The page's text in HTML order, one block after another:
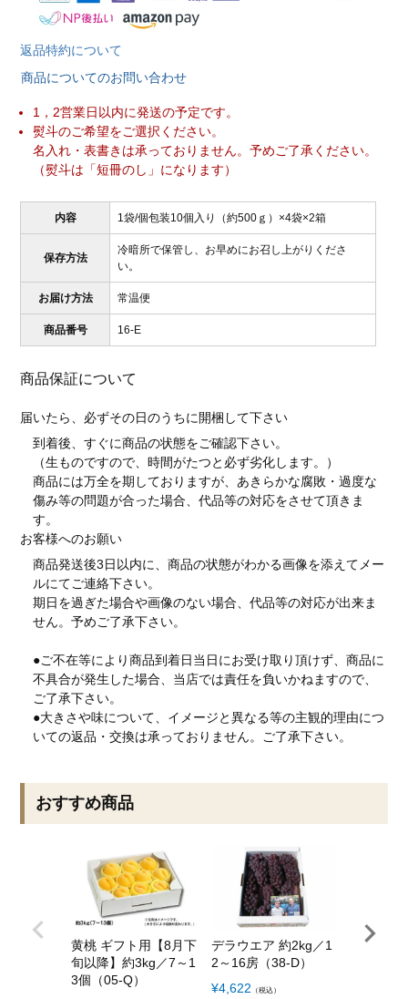
返品特約について
商品についてのお問い合わせ
1，2営業日以内に発送の予定です。
熨斗のご希望をご選択ください。
名入れ・表書きは承っておりません。予めご了承ください。
（熨斗は「短冊のし」になります）
内容 1袋/個包装10個入り（約500ｇ）×4袋×2箱
保存方法
冷暗所で保管し、お早めにお召し上がりくださ
い。
お届け方法 常温便
商品番号 16-E
商品保証について
届いたら、必ずその日のうちに開梱して下さい
到着後、すぐに商品の状態をご確認下さい。
（生ものですので、時間がたつと必ず劣化します。）
商品には万全を期しておりますが、あきらかな腐敗・過度な
傷み等の問題が合った場合、代品等の対応をさせて頂きま
す。
お客様へのお願い
商品発送後3日以内に、商品の状態がわかる画像を添えてメー
ルにてご連絡下さい。
期日を過ぎた場合や画像のない場合、代品等の対応が出来ま
せん。予めご了承下さい。
●ご不在等により商品到着日当日にお受け取り頂けず、商品に
不具合が発生した場合、当店では責任を負いかねますので、
ご了承下さい。
●大きさや味について、イメージと異なる等の主観的理由につ
いての返品・交換は承っておりません。ご了承下さい。
おすすめ商品
黄桃 ギフト用【8月下
旬以降】約3kg／7～1
3個（05-Q）
デラウエア 約2kg／1
2～16房（38-D）
¥4,622 （税込）
山形県